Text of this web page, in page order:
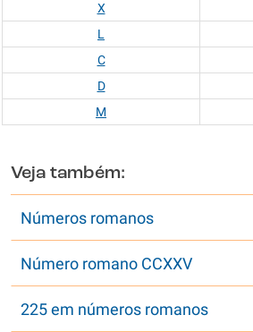
X
L
C
D
M
Veja também:
Números romanos
Número romano CCXXV
225 em números romanos